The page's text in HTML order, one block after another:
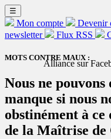
☰
Mon compte Devenir
newsletter
Flux RSS
MOTS CONTRE MAUX :
Nous ne
manque si nous
obstinément à ce
de la Maîtrise de
Alliance sur